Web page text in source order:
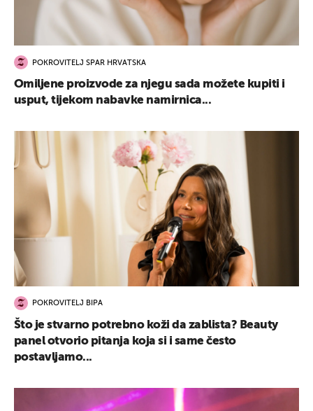
POKROVITELJ SPAR HRVATSKA
Omiljene proizvode za njegu sada možete kupiti i
usput, tijekom nabavke namirnica...
POKROVITELJ BIPA
Što je stvarno potrebno koži da zablista? Beauty
panel otvorio pitanja koja si i same često
postavljamo...